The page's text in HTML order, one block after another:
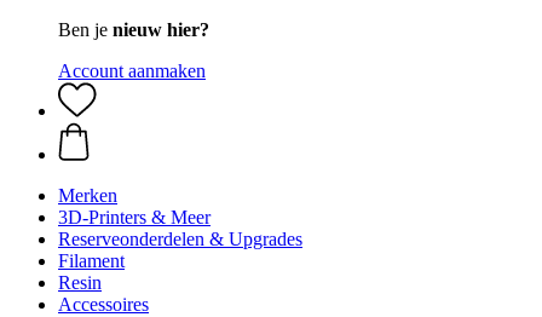
Ben je nieuw hier?
Account aanmaken
Merken
3D-Printers & Meer
Reserveonderdelen & Upgrades
Filament
Resin
Accessoires